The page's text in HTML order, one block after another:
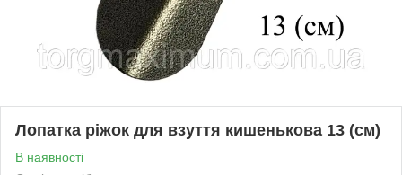
Лопатка ріжок для взуття кишенькова 13 (см)
В наявності